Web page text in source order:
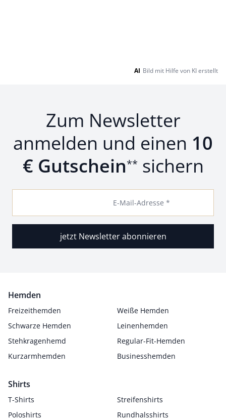
AI Bild mit Hilfe von KI erstellt
Zum Newsletter
anmelden und einen 10
€ Gutschein** sichern
E-Mail-Adresse *
jetzt Newsletter abonnieren
Hemden
Freizeithemden
Weiße Hemden
Schwarze Hemden
Leinenhemden
Stehkragenhemd
Regular-Fit-Hemden
Kurzarmhemden
Businesshemden
Shirts
T-Shirts
Streifenshirts
Poloshirts
Rundhalsshirts